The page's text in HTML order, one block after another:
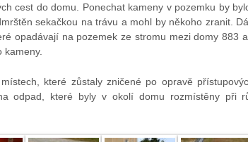
cest do domu. Ponechat kameny v pozemku by
sekačkou na trávu a mohl by někoho zranit.
opadávají na pozemek ze stromu mezi domy 883
kameny.
které zůstaly zničené po opravě
odpad, které byly v okolí domu rozmístěny při